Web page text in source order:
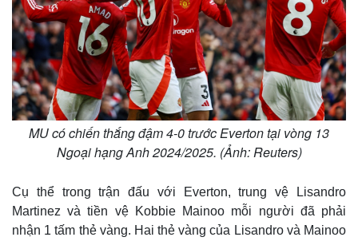
MU có chiến thắng đậm 4-0 trước Everton tại vòng 13
Ngoại hạng Anh 2024/2025. (Ảnh: Reuters)
Cụ thể trong trận đấu với Everton, trung vệ Lisandro
Martinez và tiền vệ Kobbie Mainoo mỗi người đã phải
nhận 1 tấm thẻ vàng. Hai thẻ vàng của Lisandro và Mainoo